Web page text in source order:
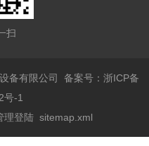
扫
设备有限公司备案号：浙ICP备
号-1
理登陆 sitemap.xml